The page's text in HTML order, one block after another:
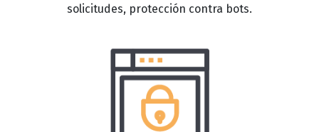
solicitudes, protección contra bots.